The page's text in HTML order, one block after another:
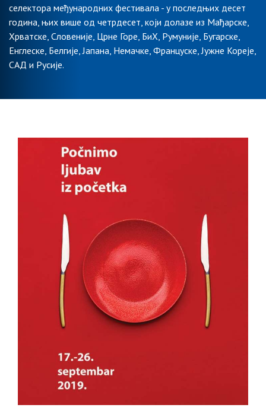
селектора међународних фестивала - у последњих десет
година, њих више од четрдесет, који долазе из Мађарске,
Хрватске, Словеније, Црне Горе, БиХ, Румуније, Бугарске,
Енглеске, Белгије, Јапана, Немачке, Француске, Јужне Кореје,
САД и Русије.